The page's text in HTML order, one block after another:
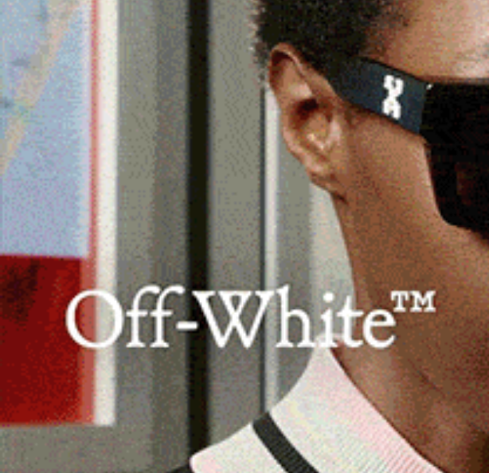
Ancora centinaia di richieste in attesa per frane,
caduti e parti pericolanti.
SASSARI | 12 febbraio 2026.
Sono oltre 500 gli interventi effettuati
Fuoco della Sardegna, dalla giornata di ieri fino alle 17 di oggi, per far
maltempo che sta imperversando con piogge e forti venti, con punte
regione.
Le principali tipologie di intervento riguardano la messa in sicurezza
pericolanti, frane e smottamenti, oltre alla caduta di alberi.